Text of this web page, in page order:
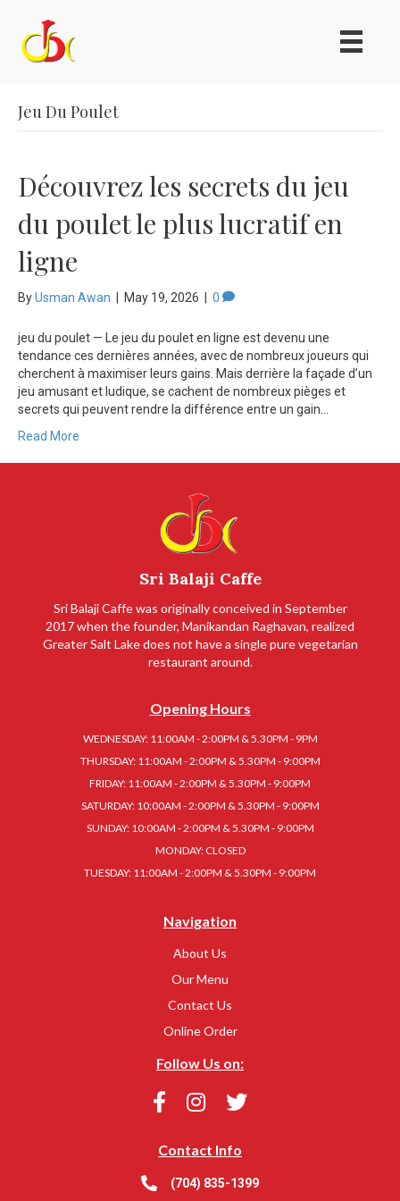
Jeu Du Poulet
Découvrez les secrets du jeu
du poulet le plus lucratif en
ligne
ByUsman Awan May 19, 2026 0
jeu du poulet — Le jeu du poulet en ligne est devenu une
tendance ces dernières années, avec de nombreux joueurs qui
cherchent à maximiser leurs gains. Mais derrière la façade d’un
jeu amusant et ludique, se cachent de nombreux pièges et
secrets qui peuvent rendre la différence entre un gain…
Read More
Sri Balaji Caffe
Sri Balaji Caffe was originally conceived in September
2017 when the founder, Manikandan Raghavan, realized
Greater Salt Lake does not have a single pure vegetarian
restaurant around.
Opening Hours
WEDNESDAY: 11:00AM - 2:00PM & 5.30PM - 9PM
THURSDAY: 11:00AM - 2:00PM & 5.30PM - 9:00PM
FRIDAY: 11:00AM - 2:00PM & 5.30PM - 9:00PM
SATURDAY: 10:00AM - 2:00PM & 5.30PM - 9:00PM
SUNDAY: 10:00AM - 2:00PM & 5.30PM - 9:00PM
MONDAY: CLOSED
TUESDAY: 11:00AM - 2:00PM & 5.30PM - 9:00PM
Navigation
About Us
Our Menu
Contact Us
Online Order
Follow Us on:
Contact Info
(704) 835-1399